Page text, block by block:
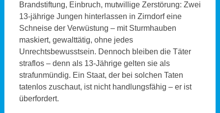
Brandstiftung, Einbruch, mutwillige Zerstörung: Zwei
13-jährige Jungen hinterlassen in Zirndorf eine
Schneise der Verwüstung – mit Sturmhauben
maskiert, gewalttätig, ohne jedes
Unrechtsbewusstsein. Dennoch bleiben die Täter
straflos – denn als 13-Jährige gelten sie als
strafunmündig. Ein Staat, der bei solchen Taten
tatenlos zuschaut, ist nicht handlungsfähig – er ist
überfordert.